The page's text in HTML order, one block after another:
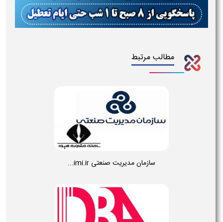
مطالب مرتبط
سازمان مدیریت صنعتی imi.ir...